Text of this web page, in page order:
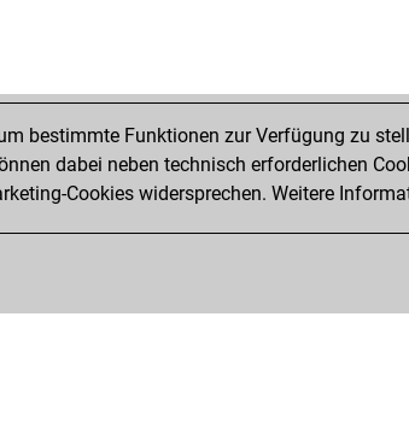
bestimmte Funktionen zur Verfügung zu
dabei neben technisch erforderlichen
Cookies widersprechen. Weitere